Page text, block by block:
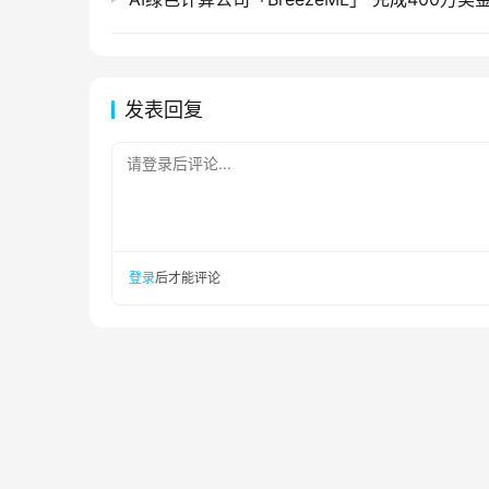
发表回复
请登录后评论...
登录后才能评论